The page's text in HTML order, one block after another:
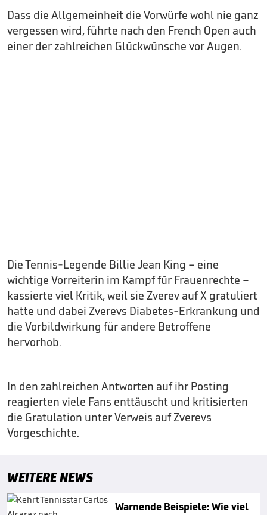
Dass die Allgemeinheit die Vorwürfe wohl nie ganz
vergessen wird, führte nach den French Open auch
einer der zahlreichen Glückwünsche vor Augen.
Die Tennis-Legende Billie Jean King – eine
wichtige Vorreiterin im Kampf für Frauenrechte –
kassierte viel Kritik, weil sie Zverev auf X gratuliert
hatte und dabei Zverevs Diabetes-Erkrankung und
die Vorbildwirkung für andere Betroffene
hervorhob.
In den zahlreichen Antworten auf ihr Posting
reagierten viele Fans enttäuscht und kritisierten
die Gratulation unter Verweis auf Zverevs
Vorgeschichte.
WEITERE NEWS
Warnende Beispiele: Wie viel